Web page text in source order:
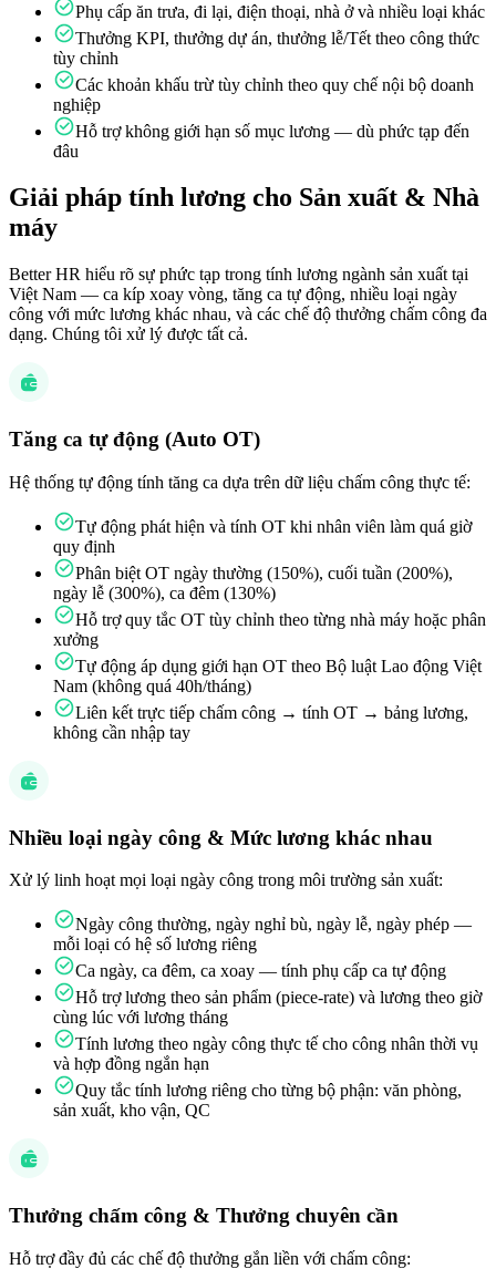
Phụ cấp ăn trưa, đi lại, điện thoại, nhà ở và nhiều loại khác
Thưởng KPI, thưởng dự án, thưởng lễ/Tết theo công thức
tùy chỉnh
Các khoản khấu trừ tùy chỉnh theo quy chế nội bộ doanh
nghiệp
Hỗ trợ không giới hạn số mục lương — dù phức tạp đến
đâu
Giải pháp tính lương cho Sản xuất & Nhà
máy
Better HR hiểu rõ sự phức tạp trong tính lương ngành sản xuất tại
Việt Nam — ca kíp xoay vòng, tăng ca tự động, nhiều loại ngày
công với mức lương khác nhau, và các chế độ thưởng chấm công đa
dạng. Chúng tôi xử lý được tất cả.
Tăng ca tự động (Auto OT)
Hệ thống tự động tính tăng ca dựa trên dữ liệu chấm công thực tế:
Tự động phát hiện và tính OT khi nhân viên làm quá giờ
quy định
Phân biệt OT ngày thường (150%), cuối tuần (200%),
ngày lễ (300%), ca đêm (130%)
Hỗ trợ quy tắc OT tùy chỉnh theo từng nhà máy hoặc phân
xưởng
Tự động áp dụng giới hạn OT theo Bộ luật Lao động Việt
Nam (không quá 40h/tháng)
Liên kết trực tiếp chấm công → tính OT → bảng lương,
không cần nhập tay
Nhiều loại ngày công & Mức lương khác nhau
Xử lý linh hoạt mọi loại ngày công trong môi trường sản xuất:
Ngày công thường, ngày nghỉ bù, ngày lễ, ngày phép —
mỗi loại có hệ số lương riêng
Ca ngày, ca đêm, ca xoay — tính phụ cấp ca tự động
Hỗ trợ lương theo sản phẩm (piece-rate) và lương theo giờ
cùng lúc với lương tháng
Tính lương theo ngày công thực tế cho công nhân thời vụ
và hợp đồng ngắn hạn
Quy tắc tính lương riêng cho từng bộ phận: văn phòng,
sản xuất, kho vận, QC
Thưởng chấm công & Thưởng chuyên cần
Hỗ trợ đầy đủ các chế độ thưởng gắn liền với chấm công: